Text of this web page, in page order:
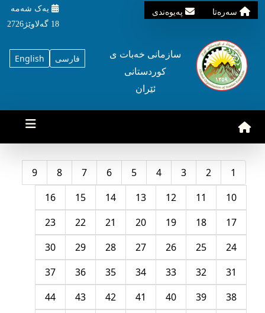
سه‌ره‌تا په‌یوه‌ندی
یه‌ک شه‌مه‌
18 گه‌لاوێژ2726
English فارسی
سازمانی خه‌بات ی
کوردستانی
ئێران
1
2
3
4
5
6
7
8
9
10
11
12
13
14
15
16
17
18
19
20
21
22
23
24
25
26
27
28
29
30
31
32
33
34
35
36
37
38
39
40
41
42
43
44